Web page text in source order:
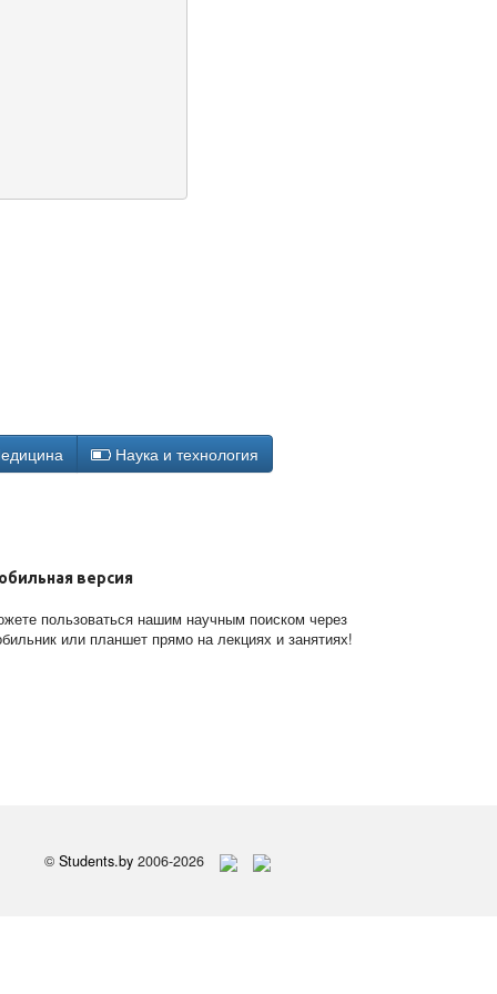
Наука и технология
версия
пользоваться нашим научным поиском через
или планшет прямо на лекциях и занятиях!
© Students.by 2006-2026